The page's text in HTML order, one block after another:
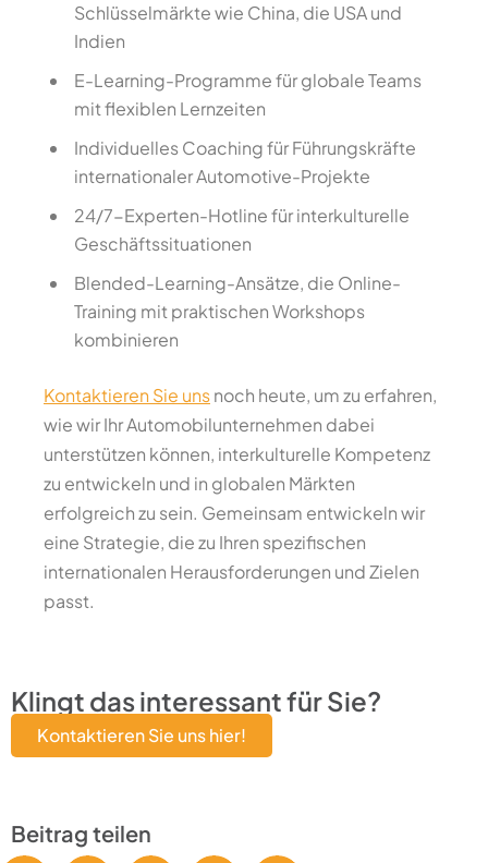
Schlüsselmärkte wie China, die USA und
Indien
E-Learning-Programme für globale Teams
mit flexiblen Lernzeiten
Individuelles Coaching für Führungskräfte
internationaler Automotive-Projekte
24/7-Experten-Hotline für interkulturelle
Geschäftssituationen
Blended-Learning-Ansätze, die Online-
Training mit praktischen Workshops
kombinieren
Kontaktieren Sie unsnoch heute, um zu erfahren,
wie wir Ihr Automobilunternehmen dabei
unterstützen können, interkulturelle Kompetenz
zu entwickeln und in globalen Märkten
erfolgreich zu sein. Gemeinsam entwickeln wir
eine Strategie, die zu Ihren spezifischen
internationalen Herausforderungen und Zielen
passt.
Klingt das interessant für Sie?
Kontaktieren Sie uns hier!
Beitrag teilen